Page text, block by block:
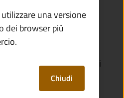
SPID
dell’articolo 13 e
(UE) 2016/679 a
ai servizi digitali resi
il processo di
SPID.
una versione
dei browser più
Chiudi